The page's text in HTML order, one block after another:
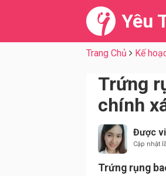
Yêu
Trang Chủ Kế
Trứng
chính
Được
Cập nhật
Trứng rụng